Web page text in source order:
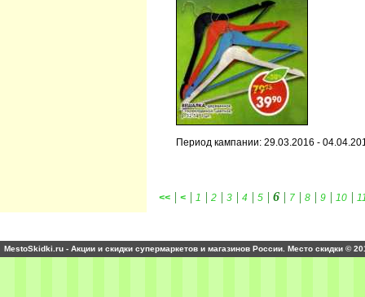
Период кампании: 29.03.2016 -
<< | < | 1 | 2 | 3 | 4 | 5 | 6 | 7 | 8 | 9 | 10 |
MestoSkidki.ru - Акции и скидки супермаркетов и магазинов России. Место скидки ©